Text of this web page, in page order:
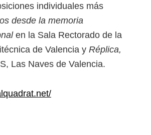
individuales más
desde la memoria
en la Sala Rectorado de la
de Valencia y Réplica,
Las Naves de Valencia.